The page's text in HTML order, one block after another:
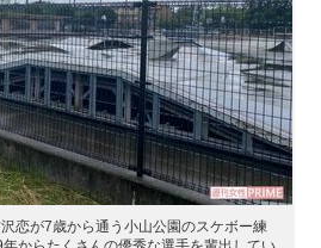
恋が7歳から通う小山公園のスケボー練